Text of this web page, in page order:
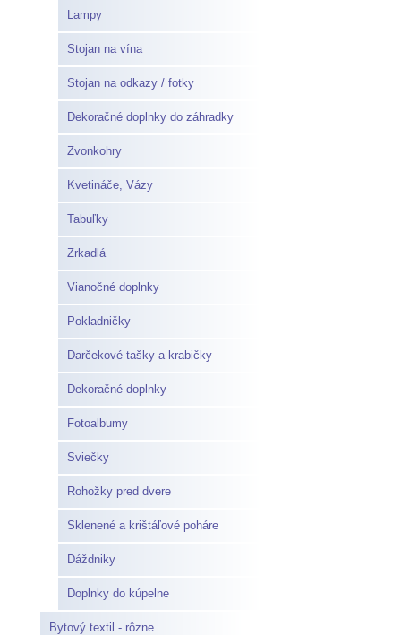
Lampy
Stojan na vína
Stojan na odkazy / fotky
Dekoračné doplnky do záhradky
Zvonkohry
Kvetináče, Vázy
Tabuľky
Zrkadlá
Vianočné doplnky
Pokladničky
Darčekové tašky a krabičky
Dekoračné doplnky
Fotoalbumy
Sviečky
Rohožky pred dvere
Sklenené a krištáľové poháre
Dáždniky
Doplnky do kúpelne
Bytový textil - rôzne